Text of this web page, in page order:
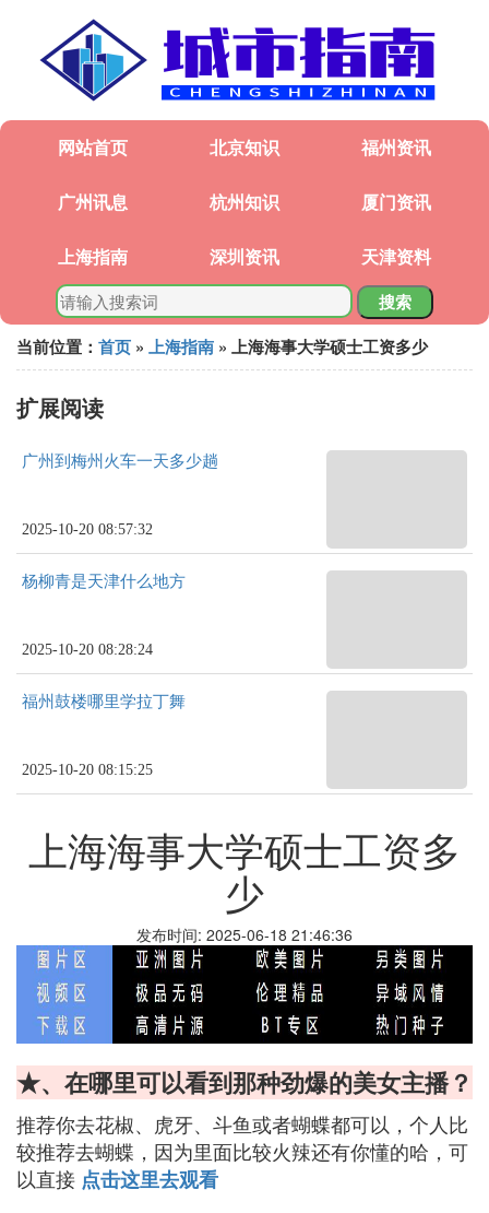
网站首页 北京知识 福州资讯
广州讯息 杭州知识 厦门资讯
上海指南 深圳资讯 天津资料
搜索
当前位置： 首页 » 上海指南 » 上海海事大学硕士工资多少
扩展阅读
广州到梅州火车一天多少趟
2025-10-20 08:57:32
杨柳青是天津什么地方
2025-10-20 08:28:24
福州鼓楼哪里学拉丁舞
2025-10-20 08:15:25
上海海事大学硕士工资多
少
发布时间: 2025-06-18 21:46:36
★、在哪里可以看到那种劲爆的美女主播？
推荐你去花椒、虎牙、斗鱼或者蝴蝶都可以，个人比
较推荐去蝴蝶，因为里面比较火辣还有你懂的哈，可
以直接 点击这里去观看